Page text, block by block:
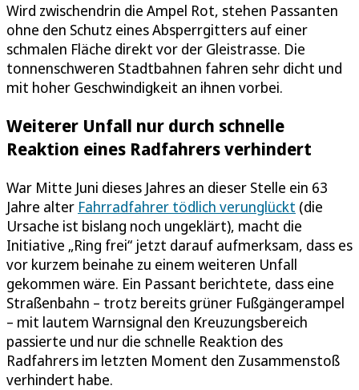
Wird zwischendrin die Ampel Rot, stehen Passanten
ohne den Schutz eines Absperrgitters auf einer
schmalen Fläche direkt vor der Gleistrasse. Die
tonnenschweren Stadtbahnen fahren sehr dicht und
mit hoher Geschwindigkeit an ihnen vorbei.
Weiterer Unfall nur durch schnelle
Reaktion eines Radfahrers verhindert
War Mitte Juni dieses Jahres an dieser Stelle ein 63
Jahre alter Fahrradfahrer tödlich verunglückt (die
Ursache ist bislang noch ungeklärt), macht die
Initiative „Ring frei“ jetzt darauf aufmerksam, dass es
vor kurzem beinahe zu einem weiteren Unfall
gekommen wäre. Ein Passant berichtete, dass eine
Straßenbahn – trotz bereits grüner Fußgängerampel
– mit lautem Warnsignal den Kreuzungsbereich
passierte und nur die schnelle Reaktion des
Radfahrers im letzten Moment den Zusammenstoß
verhindert habe.